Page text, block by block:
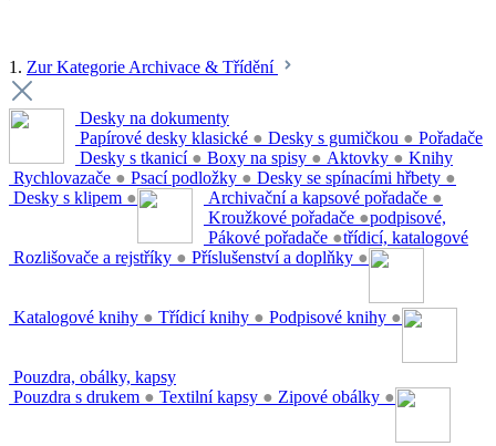
1. Zur Kategorie Archivace & Třídění
Desky na dokumenty
Papírové desky klasické ● Desky s gumičkou ●
Desky s tkanicí ● Boxy na spisy ● Aktovky ●
Rychlovazače ● Psací podložky ● Desky se spínacími hřbety ●
Desky s klipem ●
Pořadače
Archivační a kapsové pořadače ●
Kroužkové pořadače ●
Pákové pořadače ●
Rozlišovače a rejstříky ● Příslušenství a doplňky ●
Knihy
podpisové,
třídicí, katalogové
Katalogové knihy ● Třídicí knihy ● Podpisové knihy ●
Pouzdra, obálky, kapsy
Pouzdra s drukem ● Textilní kapsy ● Zipové obálky ●